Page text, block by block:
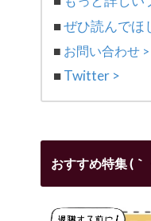
■ぜひ読んでほ
■ お問い合わせ >
■Twitter >
おすすめ特集 (｀